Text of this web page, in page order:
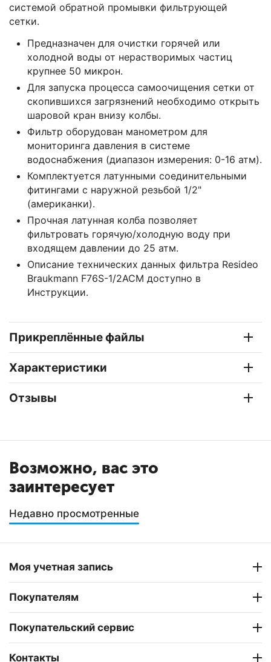
системой обратной промывки фильтрующей
сетки.
Предназначен для очистки горячей или
холодной воды от нерастворимых частиц
крупнее 50 микрон.
Для запуска процесса самоочищения сетки от
скопившихся загрязнений необходимо открыть
шаровой кран внизу колбы.
Фильтр оборудован манометром для
мониторинга давления в системе
водоснабжения (диапазон измерения: 0-16 атм).
Комплектуется латунными соединительными
фитингами с наружной резьбой 1/2"
(американки).
Прочная латунная колба позволяет
фильтровать горячую/холодную воду при
входящем давлении до 25 атм.
Описание технических данных фильтра Resideo
Braukmann F76S-1/2ACM доступно в
Инструкции.
Прикреплённые файлы
Характеристики
Отзывы
Возможно, вас это
заинтересует
Недавно просмотренные
Моя учетная запись
Покупателям
Покупательский сервис
Контакты